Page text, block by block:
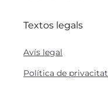
Textos legals
Avís legal
Política de privacitat